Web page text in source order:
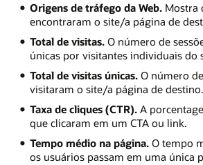
Origens de tráfego da Web.Mostra
encontraram o site/a página de
Total de visitas.O número de
únicas por visitantes individuais do
Total de visitas únicas.O número
visitaram o site/a página de destino.
Taxa de cliques (CTR).A
que clicaram em um CTA ou link.
Tempo médio na página.O tempo
os usuários passam em uma única